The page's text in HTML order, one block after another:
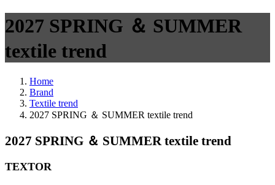
2027 SPRING ＆ SUMMER
textile trend
Home
Brand
Textile trend
2027 SPRING ＆ SUMMER textile trend
2027 SPRING ＆ SUMMER textile trend
TEXTOR